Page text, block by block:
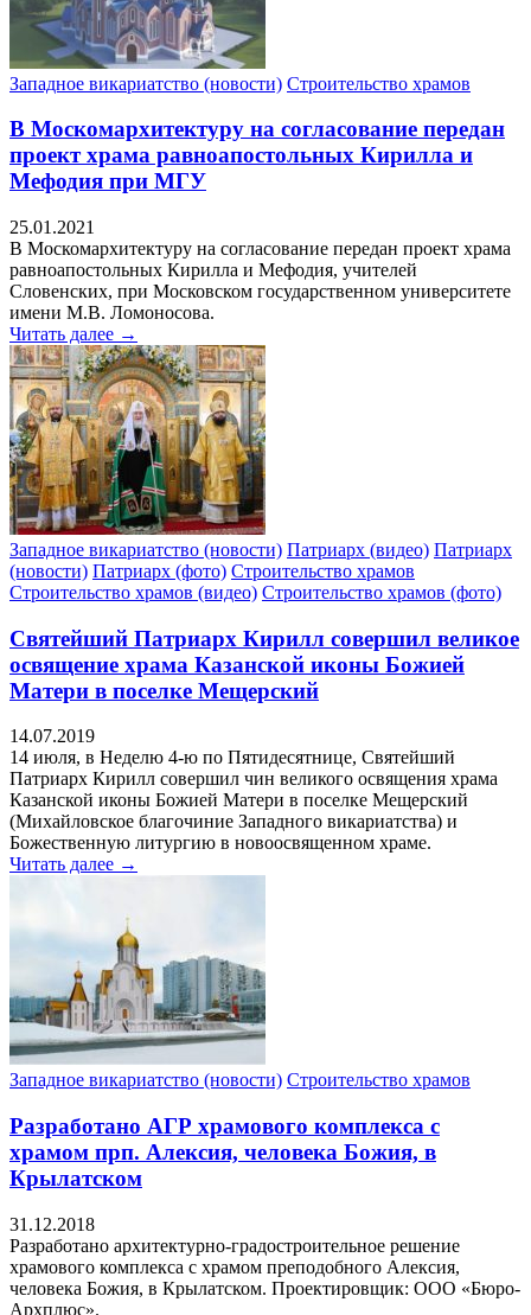
Западное викариатство (новости) Строительство храмов
В Москомархитектуру на согласование передан
проект храма равноапостольных Кирилла и
Мефодия при МГУ
25.01.2021
В Москомархитектуру на согласование передан проект храма
равноапостольных Кирилла и Мефодия, учителей
Словенских, при Московском государственном университете
имени М.В. Ломоносова.
Читать далее →
Западное викариатство (новости) Патриарх (видео) Патриарх
(новости) Патриарх (фото) Строительство храмов
Строительство храмов (видео) Строительство храмов (фото)
Святейший Патриарх Кирилл совершил великое
освящение храма Казанской иконы Божией
Матери в поселке Мещерский
14.07.2019
14 июля, в Неделю 4-ю по Пятидесятнице, Святейший
Патриарх Кирилл совершил чин великого освящения храма
Казанской иконы Божией Матери в поселке Мещерский
(Михайловское благочиние Западного викариатства) и
Божественную литургию в новоосвященном храме.
Читать далее →
Западное викариатство (новости) Строительство храмов
Разработано АГР храмового комплекса с
храмом прп. Алексия, человека Божия, в
Крылатском
31.12.2018
Разработано архитектурно-градостроительное решение
храмового комплекса с храмом преподобного Алексия,
человека Божия, в Крылатском. Проектировщик: ООО «Бюро-
Архплюс».